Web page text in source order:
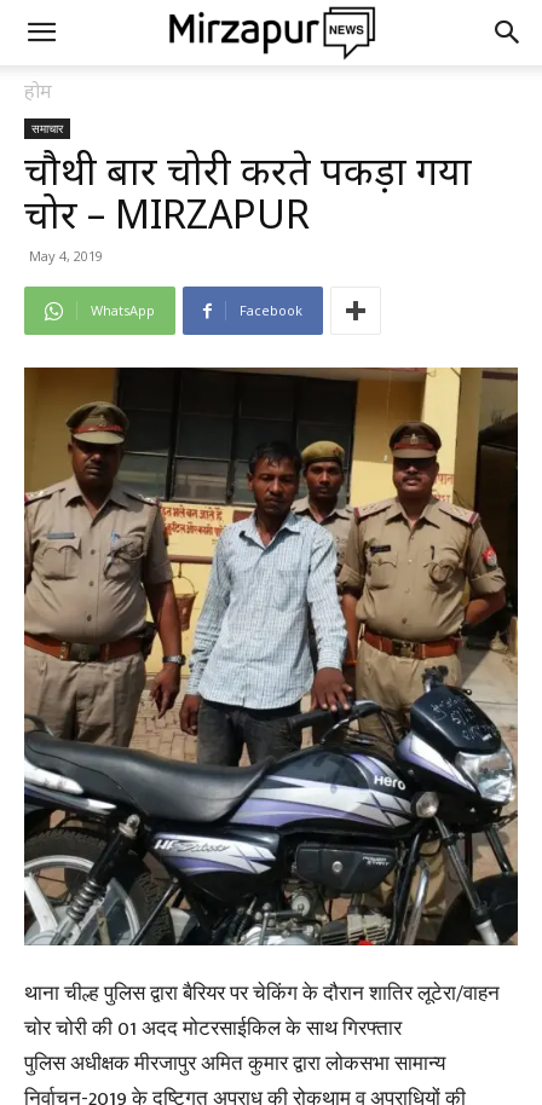
होम
समाचार
चौथी बार चोरी करते पकड़ा गया
चोर – MIRZAPUR
May 4, 2019
WhatsApp Facebook
थाना चील्ह पुलिस द्वारा बैरियर पर चेकिंग के दौरान शातिर लूटेरा/वाहन
चोर चोरी की 01 अदद मोटरसाईकिल के साथ गिरफ्तार
पुलिस अधीक्षक मीरजापुर अमित कुमार द्वारा लोकसभा सामान्य